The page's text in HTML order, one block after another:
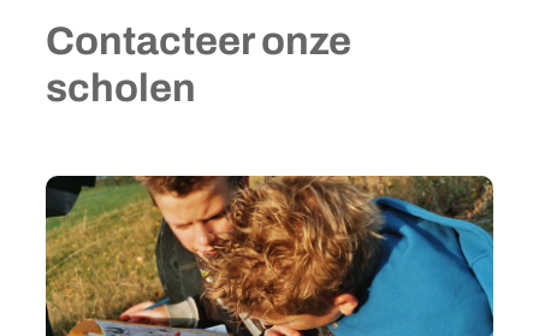
Contacteer onze
scholen